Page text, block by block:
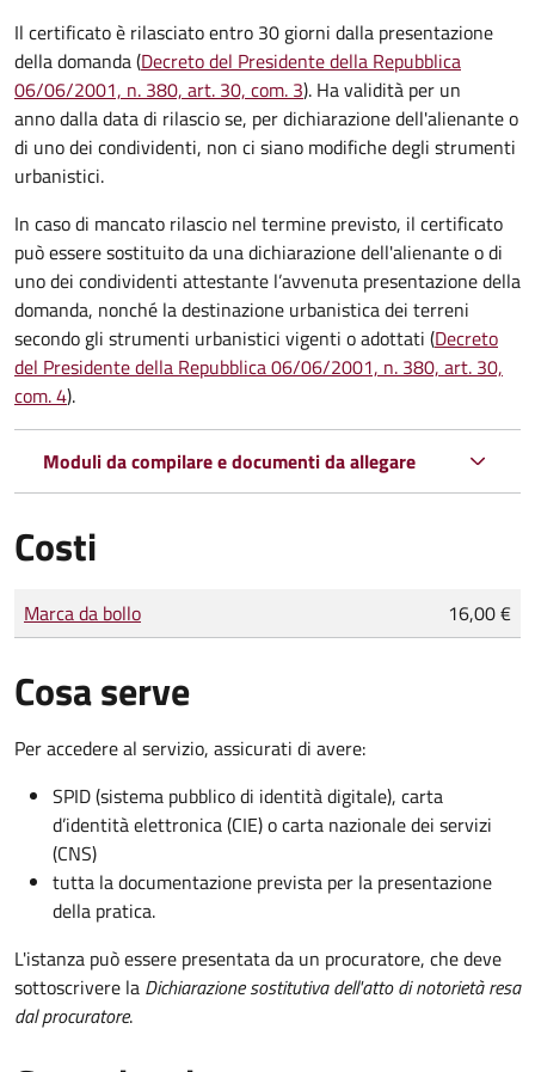
Il certificato è rilasciato entro 30 giorni dalla presentazione
della domanda (Decreto del Presidente della Repubblica
06/06/2001, n. 380, art. 30, com. 3). Ha validità per un
anno dalla data di rilascio se, per dichiarazione dell'alienante o
di uno dei condividenti, non ci siano modifiche degli strumenti
urbanistici.
In caso di mancato rilascio nel termine previsto, il certificato
può essere sostituito da una dichiarazione dell'alienante o di
uno dei condividenti attestante l’avvenuta presentazione della
domanda, nonché la destinazione urbanistica dei terreni
secondo gli strumenti urbanistici vigenti o adottati (Decreto
del Presidente della Repubblica 06/06/2001, n. 380, art. 30,
com. 4).
Moduli da compilare e documenti da allegare
Costi
Tipo di pagamento
Importo
Marca da bollo 16,00 €
Cosa serve
Per accedere al servizio, assicurati di avere:
SPID (sistema pubblico di identità digitale), carta
d’identità elettronica (CIE) o carta nazionale dei servizi
(CNS)
tutta la documentazione prevista per la presentazione
della pratica.
L'istanza può essere presentata da un procuratore, che deve
sottoscrivere la Dichiarazione sostitutiva dell'atto di notorietà resa
dal procuratore.